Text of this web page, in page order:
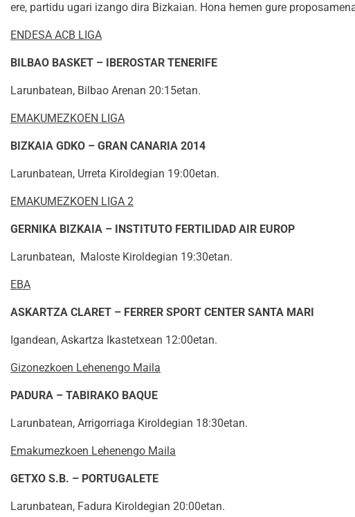
ere, partidu ugari izango dira Bizkaian. Hona hemen gure
ENDESA ACB LIGA
BILBAO BASKET – IBEROSTAR TENERIFE
Larunbatean, Bilbao Arenan 20:15etan.
EMAKUMEZKOEN LIGA
BIZKAIA GDKO – GRAN CANARIA 2014
Larunbatean, Urreta Kiroldegian 19:00etan.
EMAKUMEZKOEN LIGA 2
GERNIKA BIZKAIA – INSTITUTO FERTILIDAD AIR EUROP
Larunbatean, Maloste Kiroldegian 19:30etan.
EBA
ASKARTZA CLARET – FERRER SPORT CENTER SANTA MARI
Igandean, Askartza Ikastetxean 12:00etan.
Gizonezkoen Lehenengo Maila
PADURA – TABIRAKO BAQUE
Larunbatean, Arrigorriaga Kiroldegian 18:30etan.
Emakumezkoen Lehenengo Maila
GETXO S.B. – PORTUGALETE
Larunbatean, Fadura Kiroldegian 20:00etan.